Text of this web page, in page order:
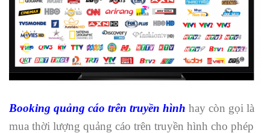
Booking quảng cáo trên truyền hình hay còn gọi là
mua thời lượng quảng cáo trên truyền hình cho phép